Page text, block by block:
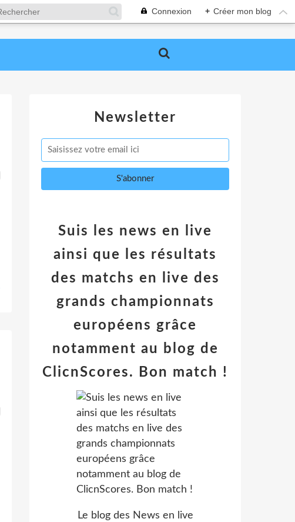
Connexion + Créer mon blog
Newsletter
Suis les news en live
ainsi que les résultats
des matchs en live des
grands championnats
européens grâce
notamment au blog de
ClicnScores. Bon match !
Le blog des News en live